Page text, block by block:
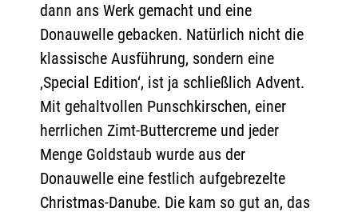
dann ans Werk gemacht und eine
Donauwelle gebacken. Natürlich nicht die
klassische Ausführung, sondern eine
‚Special Edition‘, ist ja schließlich Advent.
Mit gehaltvollen Punschkirschen, einer
herrlichen Zimt-Buttercreme und jeder
Menge Goldstaub wurde aus der
Donauwelle eine festlich aufgebrezelte
Christmas-Danube. Die kam so gut an, das